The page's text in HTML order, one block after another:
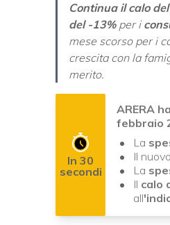
Continua il calo
del -13%per i
mese scorso per i
crescita con la
merito.
In 30
secondi
ARERA
febbraio
La
Il nuovo
La
Il calo
all